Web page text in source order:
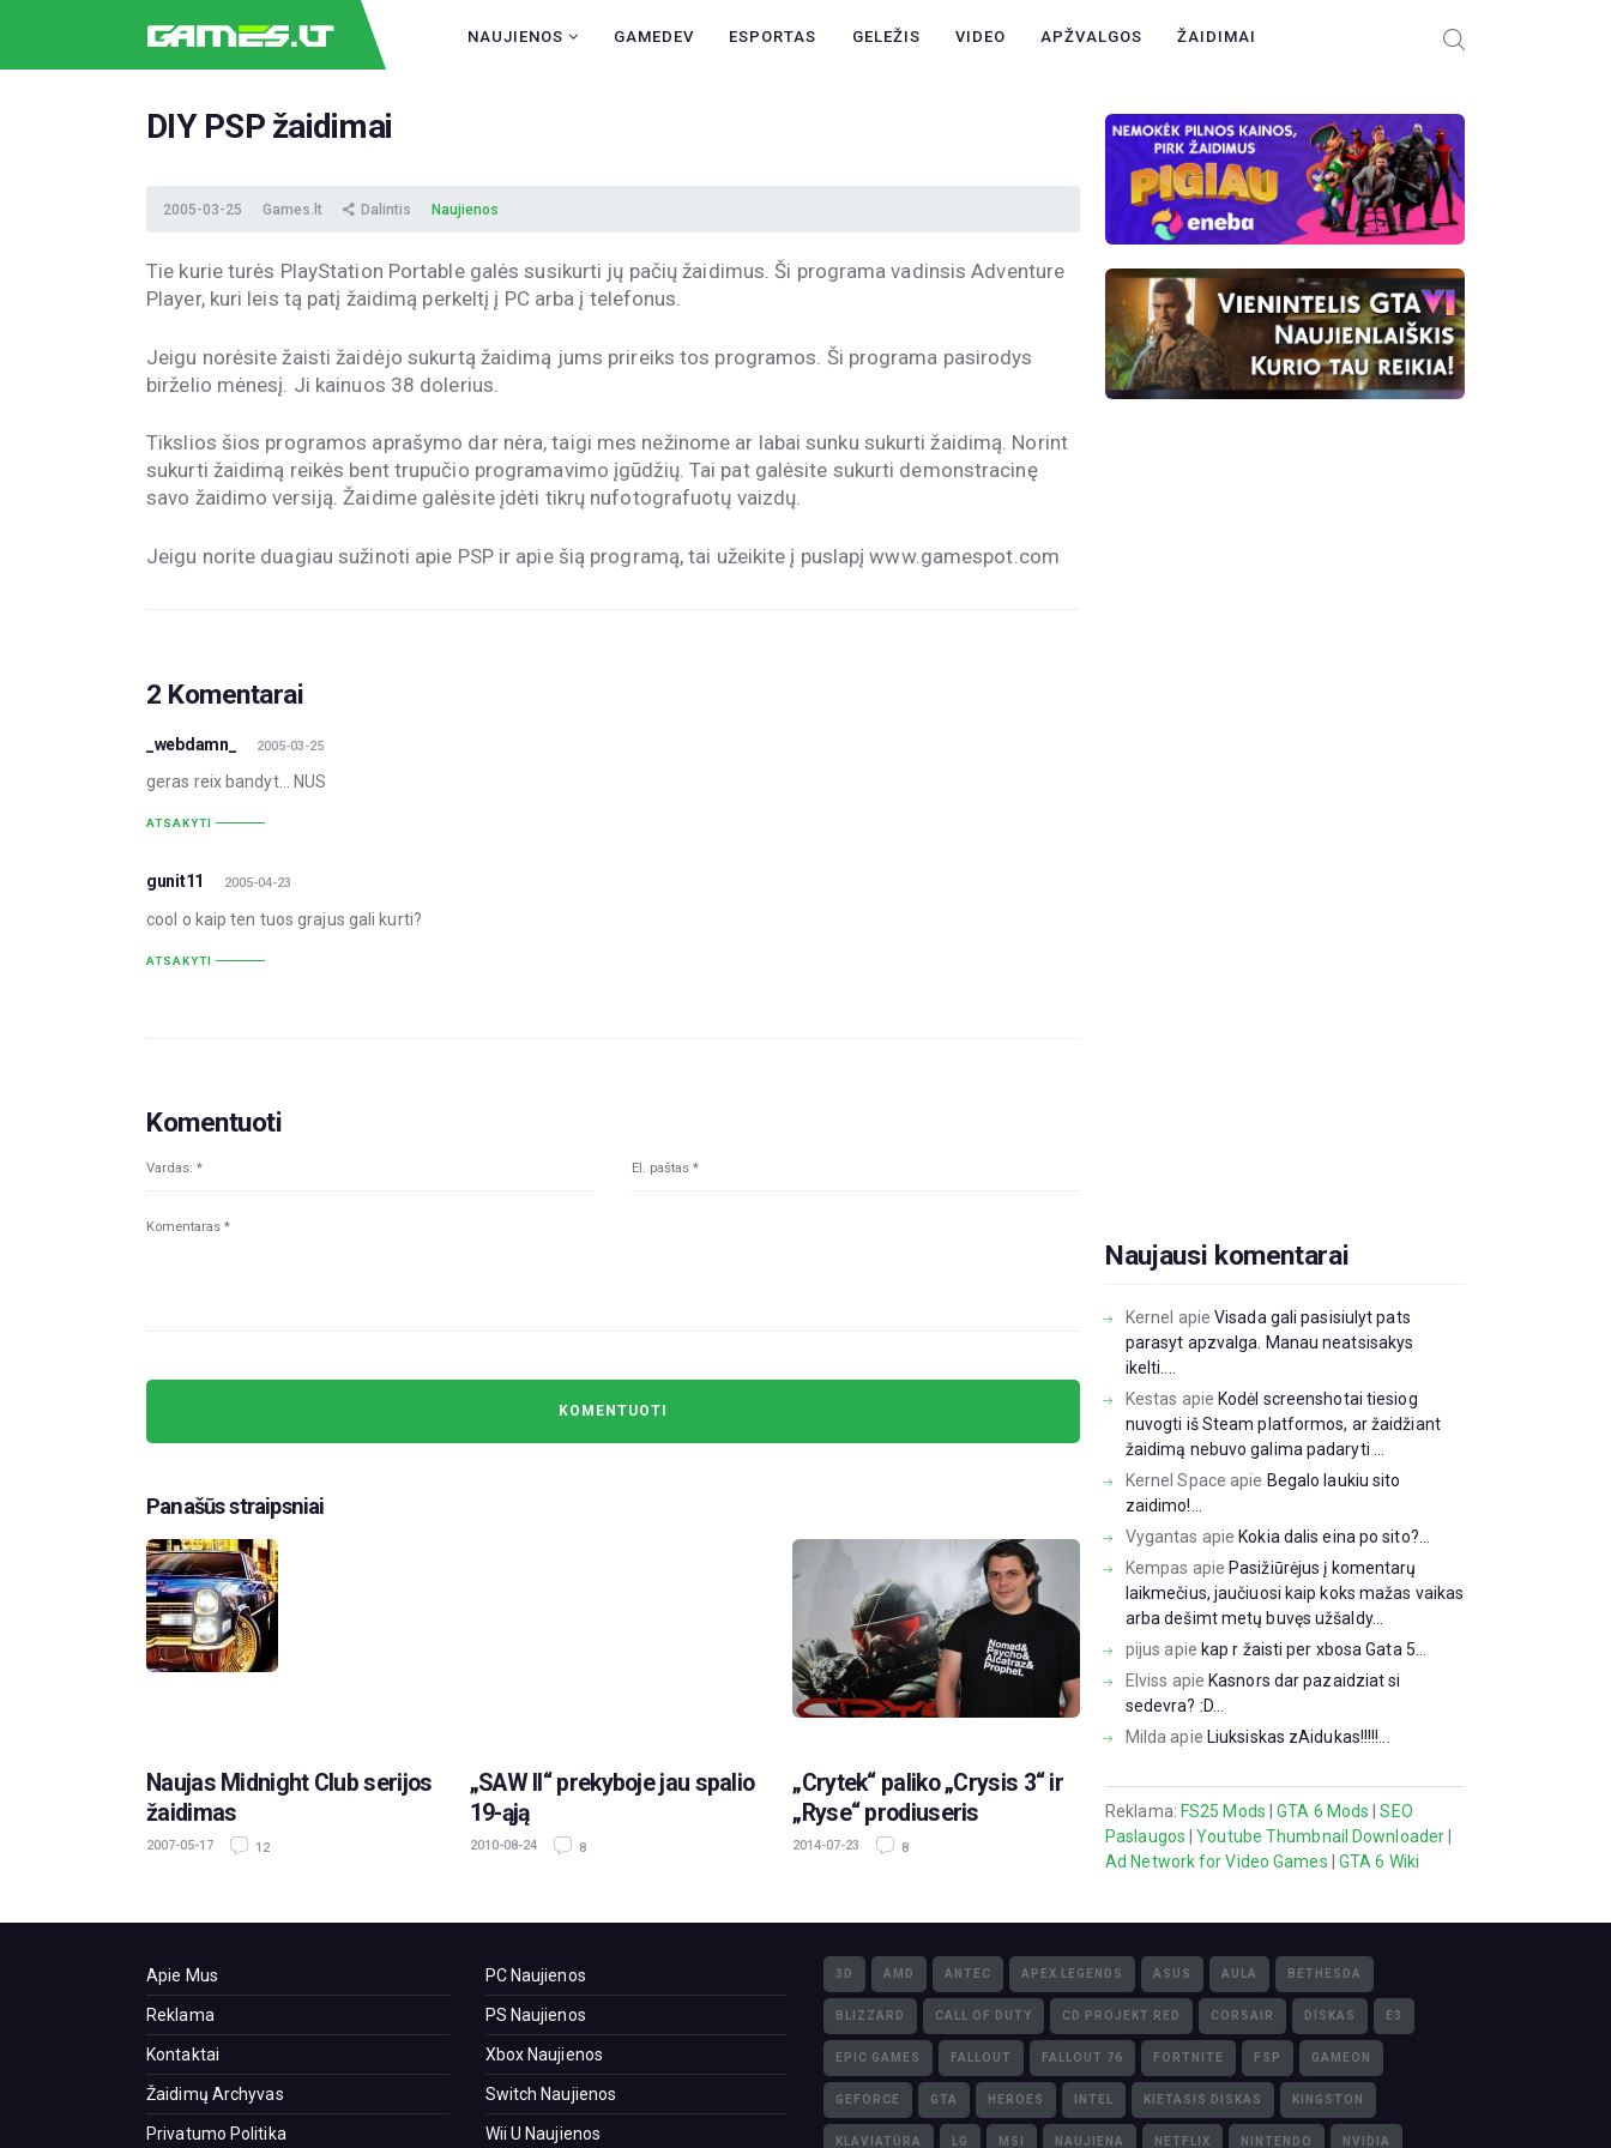
NAUJIENOS GAMEDEV ESPORTAS GELEŽIS VIDEO APŽVALGOS ŽAIDIMAI
NAUJIENOS
APŽVALGOS
ŽAIDIMAI
DIY PSP žaidimai
2005-03-25 Games.lt Dalintis Naujienos
Tie kurie turės PlayStation Portable galės susikurti jų pačių žaidimus. Ši programa vadinsis Adventure
Player, kuri leis tą patį žaidimą perkeltį į PC arba į telefonus.
Jeigu norėsite žaisti žaidėjo sukurtą žaidimą jums prireiks tos programos. Ši programa pasirodys
birželio mėnesį. Ji kainuos 38 dolerius.
Tikslios šios programos aprašymo dar nėra, taigi mes nežinome ar labai sunku sukurti žaidimą. Norint
sukurti žaidimą reikės bent trupučio programavimo įgūdžių. Tai pat galėsite sukurti demonstracinę
savo žaidimo versiją. Žaidime galėsite įdėti tikrų nufotografuotų vaizdų.
Jeigu norite duagiau sužinoti apie PSP ir apie šią programą, tai užeikite į puslapį www.gamespot.com
2 Komentarai
_webdamn_ 2005-03-25
geras reix bandyt… NUS
ATSAKYTI
gunit11 2005-04-23
cool o kaip ten tuos grajus gali kurti?
ATSAKYTI
Komentuoti
Panašūs straipsniai
Naujas Midnight Club serijos
žaidimas
2007-05-17 12
„SAW II“ prekyboje jau spalio
19-ąją
2010-08-24 8
„Crytek“ paliko „Crysis 3“ ir
„Ryse“ prodiuseris
2014-07-23 8
Naujausi komentarai
Kernel apieVisada gali pasisiulyt pats
parasyt apzvalga. Manau neatsisakys
ikelti....
Kestas apie Kodėl screenshotai tiesiog
nuvogti iš Steam platformos, ar žaidžiant
žaidimą nebuvo galima padaryti ...
Kernel Space apie Begalo laukiu sito
zaidimo!...
Vygantas apie Kokia dalis eina po sito?...
Kempas apie Pasižiūrėjus į komentarų
laikmečius, jaučiuosi kaip koks mažas vaikas
arba dešimt metų buvęs užšaldy...
pijus apie kap r žaisti per xbosa Gata 5...
Elviss apie Kasnors dar pazaidziat si
sedevra? :D...
Milda apie Liuksiskas zAidukas!!!!!...
Reklama: FS25 Mods |GTA 6 Mods |SEO
Paslaugos |Youtube Thumbnail Downloader
Ad Network for Video Games
GTA 6 Wiki
Apie Mus
Reklama
Kontaktai
Žaidimų Archyvas
Privatumo Politika
PC Naujienos
PS Naujienos
Xbox Naujienos
Switch Naujienos
Wii U Naujienos
3D AMD ANTEC APEX LEGENDS ASUS AULA BETHESDA
BLIZZARD CALL OF DUTY CD PROJEKT RED CORSAIR DISKAS E3
EPIC GAMES FALLOUT FALLOUT 76 FORTNITE FSP GAMEON
GEFORCE GTA HEROES INTEL KIETASIS DISKAS KINGSTON
KLAVIATŪRA LG MSI NAUJIENA NETFLIX NINTENDO NVIDIA